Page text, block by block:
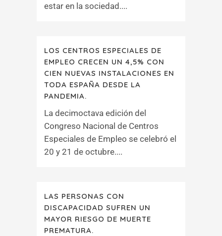
estar en la sociedad....
LOS CENTROS ESPECIALES DE
EMPLEO CRECEN UN 4,5% CON
CIEN NUEVAS INSTALACIONES EN
TODA ESPAÑA DESDE LA
PANDEMIA.
La decimoctava edición del
Congreso Nacional de Centros
Especiales de Empleo se celebró el
20 y 21 de octubre....
LAS PERSONAS CON
DISCAPACIDAD SUFREN UN
MAYOR RIESGO DE MUERTE
PREMATURA.